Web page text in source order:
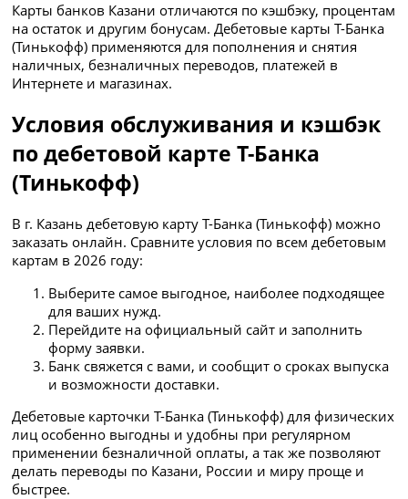
Карты банков Казани отличаются по кэшбэку, процентам
на остаток и другим бонусам. Дебетовые карты Т-Банка
(Тинькофф) применяются для пополнения и снятия
наличных, безналичных переводов, платежей в
Интернете и магазинах.
Условия обслуживания и кэшбэк
по дебетовой карте Т-Банка
(Тинькофф)
В г. Казань дебетовую карту Т-Банка (Тинькофф) можно
заказать онлайн. Сравните условия по всем дебетовым
картам в 2026 году:
Выберите самое выгодное, наиболее подходящее
для ваших нужд.
Перейдите на официальный сайт и заполнить
форму заявки.
Банк свяжется с вами, и сообщит о сроках выпуска
и возможности доставки.
Дебетовые карточки Т-Банка (Тинькофф) для физических
лиц особенно выгодны и удобны при регулярном
применении безналичной оплаты, а так же позволяют
делать переводы по Казани, России и миру проще и
быстрее.